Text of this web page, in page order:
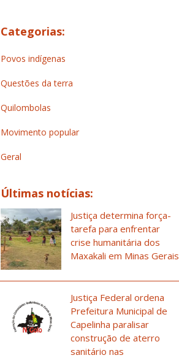
Categorias:
Povos indígenas
Questões da terra
Quilombolas
Movimento popular
Geral
Últimas notícias:
Justiça determina força-
tarefa para enfrentar
crise humanitária dos
Maxakali em Minas Gerais
Justiça Federal ordena
Prefeitura Municipal de
Capelinha paralisar
construção de aterro
sanitário nas